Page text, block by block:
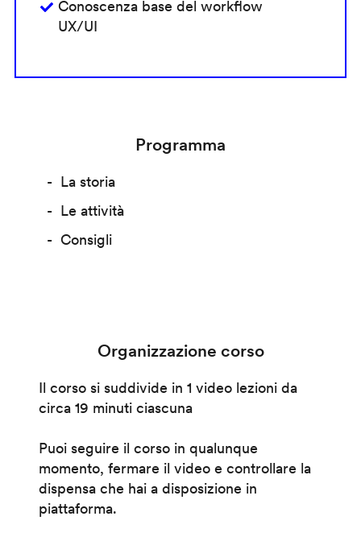
Conoscenza base del workflow
UX/UI
Programma
La storia
Le attività
Consigli
Organizzazione corso
Il corso si suddivide in 1 video lezioni da
circa 19 minuti ciascuna
Puoi seguire il corso in qualunque
momento, fermare il video e controllare la
dispensa che hai a disposizione in
piattaforma.